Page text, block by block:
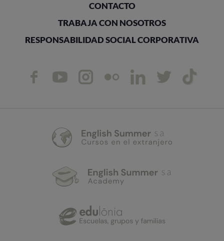
CONTACTO
TRABAJA CON NOSOTROS
RESPONSABILIDAD SOCIAL CORPORATIVA